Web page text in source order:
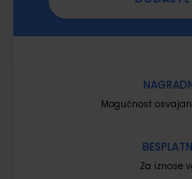
Mogućnost
Za iznose